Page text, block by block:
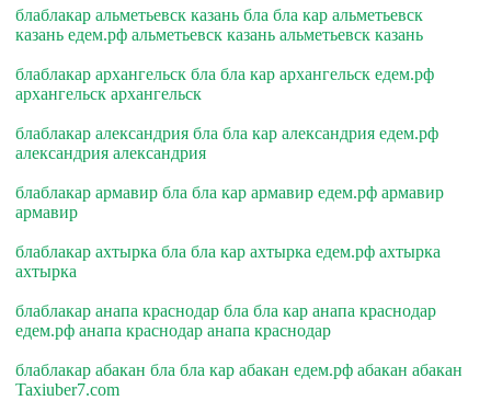
блаблакар альметьевск казань бла бла кар альметьевск
казань едем.рф альметьевск казань альметьевск казань
блаблакар архангельск бла бла кар архангельск едем.рф
архангельск архангельск
блаблакар александрия бла бла кар александрия едем.рф
александрия александрия
блаблакар армавир бла бла кар армавир едем.рф армавир
армавир
блаблакар ахтырка бла бла кар ахтырка едем.рф ахтырка
ахтырка
блаблакар анапа краснодар бла бла кар анапа краснодар
едем.рф анапа краснодар анапа краснодар
блаблакар абакан бла бла кар абакан едем.рф абакан абакан
Taxiuber7.com